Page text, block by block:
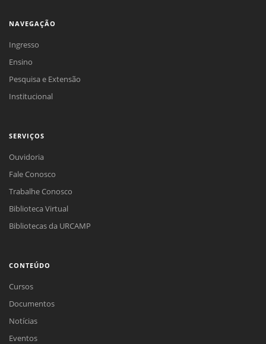
NAVEGAÇÃO
Ingresso
Ensino
Pesquisa e Extensão
Institucional
SERVIÇOS
Ouvidoria
Fale Conosco
Trabalhe Conosco
Biblioteca Virtual
Bibliotecas da URCAMP
CONTEÚDO
Cursos
Documentos
Notícias
Eventos